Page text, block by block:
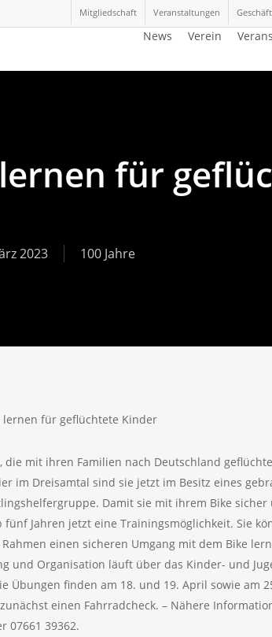
Mitgliedschaft Veranstaltungen
News Verein
für
2023 100 Jahre
lernen für geflüchtete Kinder
mit ihren Familien nach Deutschland
im Dreisamtal sind sie jetzt im Besitz eines
Damit sie mit ihrem Bike
Jahren jetzt eine Trainingsmöglichkeit. Sie
einen sicheren Umgang mit dem Bike
und Organisation läuft über das Kinder- und
Übungen finden am 18. und 19. April sowie am
einen Fahrradcheck. – Nähere
07661 39362.